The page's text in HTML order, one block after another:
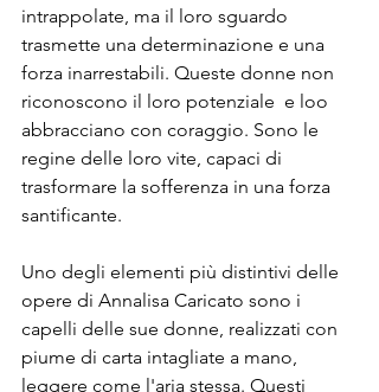
intrappolate, ma il loro sguardo
trasmette una determinazione e una
forza inarrestabili. Queste donne non
riconoscono il loro potenziale  e loo
abbracciano con coraggio. Sono le
regine delle loro vite, capaci di
trasformare la sofferenza in una forza
santificante.
Uno degli elementi più distintivi delle
opere di Annalisa Caricato sono i
capelli delle sue donne, realizzati con
piume di carta intagliate a mano,
leggere come l'aria stessa. Questi